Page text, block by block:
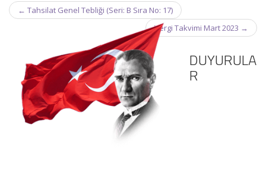
Post
navigation
← Tahsilat Genel Tebliği (Seri: B Sıra No: 17)
Vergi Takvimi Mart 2023 →
DUYURULA
R